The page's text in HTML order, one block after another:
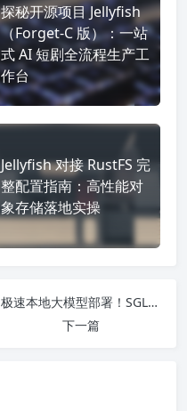
探秘开源项目 Jellyfish
（Forget-C 版）：一站
式 AI 短剧全流程生产工
作台
Jellyfish 对接 RustFS 完
整配置指南：高性能对
象存储落地实操
极速本地大模型部署！SGLang保姆级实操教程，低显存高吞吐
下一篇